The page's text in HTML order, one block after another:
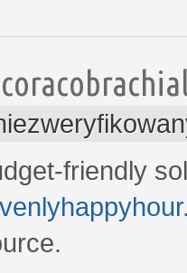
friendly